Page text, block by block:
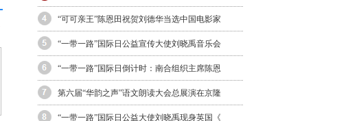
“可可亲王”陈恩田祝贺刘德华当选中国电影家
“一带一路”国际日公益宣传大使刘晓禹音乐会
“一带一路”国际日倒计时：南合组织主席陈恩
第六届“华韵之声”语文朗读大会总展演在京隆
“一带一路”国际日公益大使刘晓禹现身英国《